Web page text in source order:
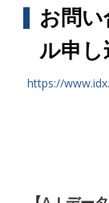
お問
ル申
https://